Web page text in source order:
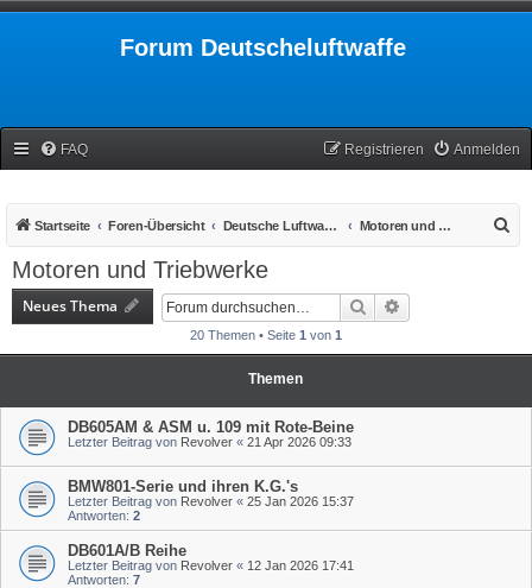
Forum Deutscheluftwaffe
FAQ Anmelden
Registrieren
Startseite Foren-Übersicht Deutsche Luftwaffe 1939-1945 Motoren und Triebwerke
Motoren und Triebwerke
Neues Thema Suche
20 Themen • Seite 1 von 1
Themen
DB605AM & ASM u. 109 mit Rote-Beine
Letzter Beitrag von Revolver « 21 Apr 2026 09:33
BMW801-Serie und ihren K.G.'s
Letzter Beitrag von Revolver « 25 Jan 2026 15:37
Antworten: 2
DB601A/B Reihe
Letzter Beitrag von Revolver « 12 Jan 2026 17:41
Antworten: 7